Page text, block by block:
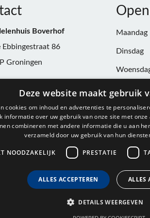
Boverhof
Ebbingestraat 86
Groningen
Maandag
Dinsdag
Donderdag
Vrijdag
Zaterdag
Deze website maakt gebruik
cookies om inhoud en advertenties te
informatie over uw gebruik van onze site met
combineren met andere informatie die u aan
verzameld door uw gebruik van hun
NOODZAKELIJK PRESTATIE
ALLES ACCEPTEREN ALLES
DETAILS WEERGEVEN